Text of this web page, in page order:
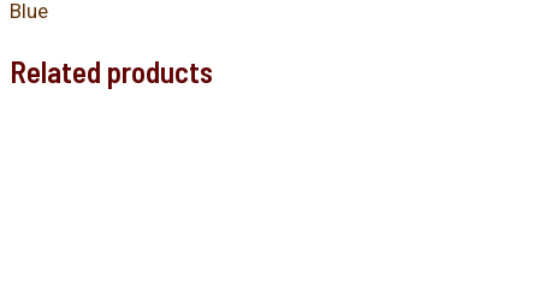
Blue
Related products